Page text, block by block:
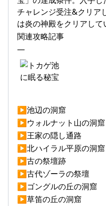
チャレンジ受注&クリア
は炎の神殿をクリアして
関連攻略記事
—
▶池辺の洞窟
▶ウォルナット山の洞窟
▶王家の隠し通路
▶北ハイラル平原の洞窟
▶古の祭壇跡
▶古代ゾーラの祭壇
▶ゴングルの丘の洞窟
▶草笛の丘の洞窟